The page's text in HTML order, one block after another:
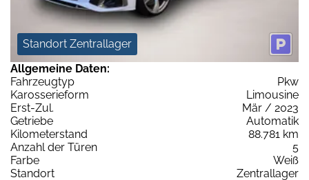
Standort Zentrallager
Allgemeine Daten:
Fahrzeugtyp
Pkw
Karosserieform
Limousine
Erst-Zul.
Mär / 2023
Getriebe
Automatik
Kilometerstand
88.781 km
Anzahl der Türen
5
Farbe
Weiß
Standort
Zentrallager